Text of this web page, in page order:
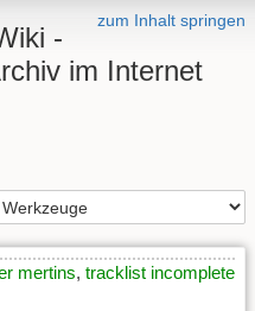
zum Inhalt springen
-
im Internet
mertins, tracklist incomplete